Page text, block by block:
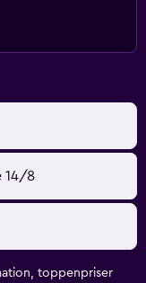
14/8
toppenpriser